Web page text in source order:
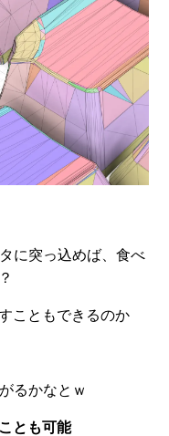
に突っ込めば、食べ
こともできるのか
るかなとｗ
とも可能